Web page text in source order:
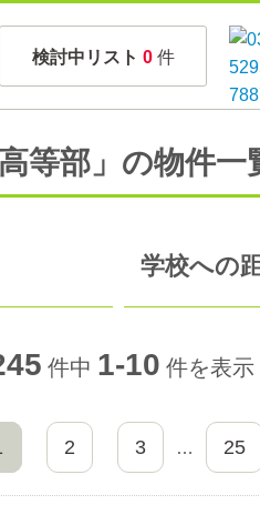
検討中リスト 0 件
等部」の物件一
学校への
件中 1-10 件を表示
2 3 … 25